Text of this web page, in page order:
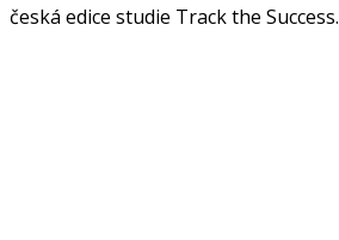
česká edice studie Track the Success.